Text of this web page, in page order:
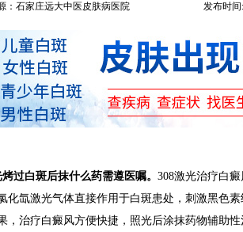
：石家庄远大中医皮肤病医院 发布时间
白斑后抹什么药需遵医嘱。 308激光治疗白
化氙激光气体直接作用于白斑患处，刺激黑色
，治疗白癜风方便快捷，照光后涂抹药物辅助